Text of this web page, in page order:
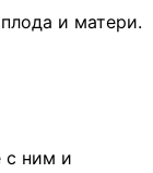
и матери.
с ним и